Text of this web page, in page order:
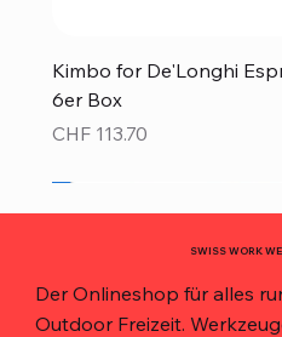
Kimbo for De'Longhi
6er Box
Preis
CHF 113.70
SWISS WORK
Der Onlineshop für alles
Outdoor Freizeit.